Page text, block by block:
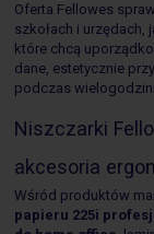
Oferta Fellowes
szkołach i urzędach,
które chcą
dane, estetycznie
podczas
Niszczarki
akcesoria
Wśród produktów
papieru 225i